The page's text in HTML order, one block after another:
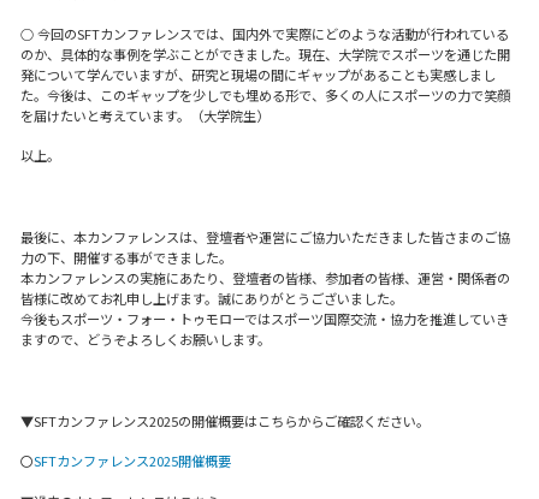
○ 今回のSFTカンファレンスでは、国内外で実際にどのような活動が行われている
のか、具体的な事例を学ぶことができました。現在、大学院でスポーツを通じた開
発について学んでいますが、研究と現場の間にギャップがあることも実感しまし
た。今後は、このギャップを少しでも埋める形で、多くの人にスポーツの力で笑顔
を届けたいと考えています。（大学院生）
以上。
最後に、本カンファレンスは、登壇者や運営にご協力いただきました皆さまのご協
力の下、開催する事ができました。
本カンファレンスの実施にあたり、登壇者の皆様、参加者の皆様、運営・関係者の
皆様に改めてお礼申し上げます。誠にありがとうございました。
今後もスポーツ・フォー・トゥモローではスポーツ国際交流・協力を推進していき
ますので、どうぞよろしくお願いします。
▼SFTカンファレンス2025の開催概要はこちらからご確認ください。
〇SFTカンファレンス2025開催概要